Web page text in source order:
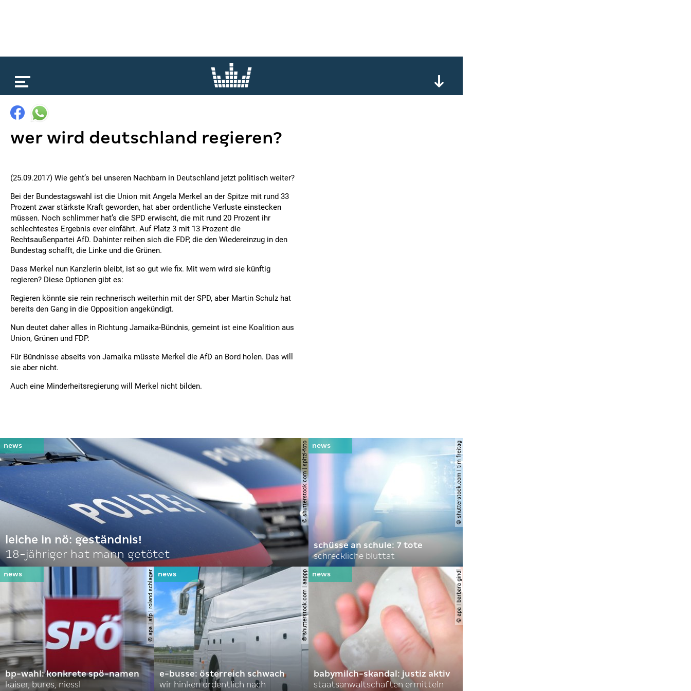
wer wird deutschland regieren?
(25.09.2017) Wie geht’s bei unseren Nachbarn in Deutschland jetzt politisch weiter?
Bei der Bundestagswahl ist die Union mit Angela Merkel an der Spitze mit rund 33
Prozent zwar stärkste Kraft geworden, hat aber ordentliche Verluste einstecken
müssen. Noch schlimmer hat’s die SPD erwischt, die mit rund 20 Prozent ihr
schlechtestes Ergebnis ever einfährt. Auf Platz 3 mit 13 Prozent die
Rechtsaußenpartei AfD. Dahinter reihen sich die FDP, die den Wiedereinzug in den
Bundestag schafft, die Linke und die Grünen.
Dass Merkel nun Kanzlerin bleibt, ist so gut wie fix. Mit wem wird sie künftig
regieren? Diese Optionen gibt es:
Regieren könnte sie rein rechnerisch weiterhin mit der SPD, aber Martin Schulz hat
bereits den Gang in die Opposition angekündigt.
Nun deutet daher alles in Richtung Jamaika-Bündnis, gemeint ist eine Koalition aus
Union, Grünen und FDP.
Für Bündnisse abseits von Jamaika müsste Merkel die AfD an Bord holen. Das will
sie aber nicht.
Auch eine Minderheitsregierung will Merkel nicht bilden.
© shutterstock.com | spitzi-foto
leiche in nö: geständnis!
18-jähriger hat mann getötet
© shutterstock.com | tim freitag
schüsse an schule: 7 tote
schreckliche bluttat
© apa | afp | roland schlager
bp-wahl: konkrete spö-namen
kaiser, bures, niessl
© shutterstock.com | aappp
e-busse: österreich schwach
wir hinken ordentlich nach
© apa | barbara gindl
babymilch-skandal: justiz aktiv
staatsanwaltschaften ermitteln